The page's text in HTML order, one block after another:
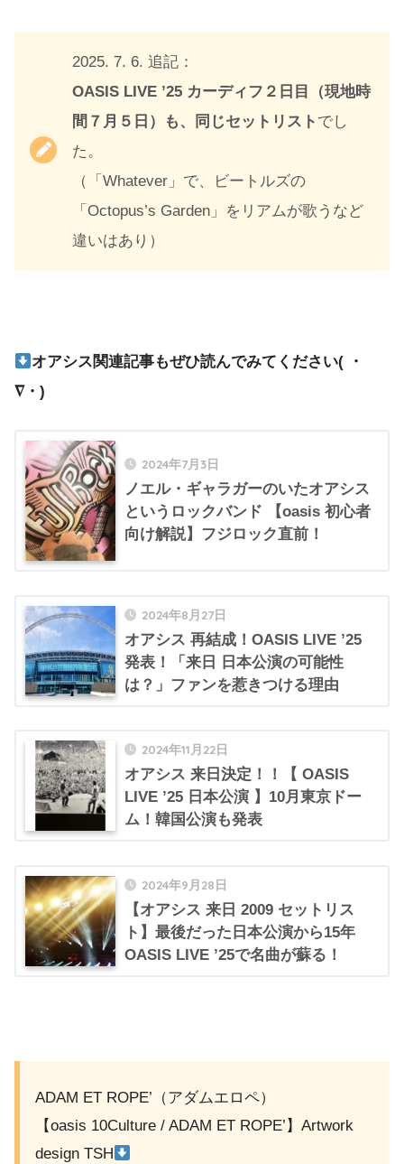
2025. 7. 6. 追記：
OASIS LIVE ’25 カーディフ２日目（現地時
間７月５日）も、同じセットリスト でし
た。
（「Whatever」で、ビートルズの
「Octopus’s Garden」をリアムが歌うなど
違いはあり）
オアシス関連記事もぜひ読んでみてください( ・
∇・)
2024年7月3日
ノエル・ギャラガーのいたオアシス
というロックバンド 【oasis 初心者
向け解説】フジロック直前！
2024年8月27日
オアシス 再結成！OASIS LIVE ’25
発表！「来日 日本公演の可能性
は？」ファンを惹きつける理由
2024年11月22日
オアシス 来日決定！！【 OASIS
LIVE ’25 日本公演 】10月東京ドー
ム！韓国公演も発表
2024年9月28日
【オアシス 来日 2009 セットリス
ト】最後だった日本公演から15年
OASIS LIVE ’25で名曲が蘇る！
ADAM ET ROPE’（アダムエロペ）
【oasis 10Culture / ADAM ET ROPE’】Artwork
design TSH